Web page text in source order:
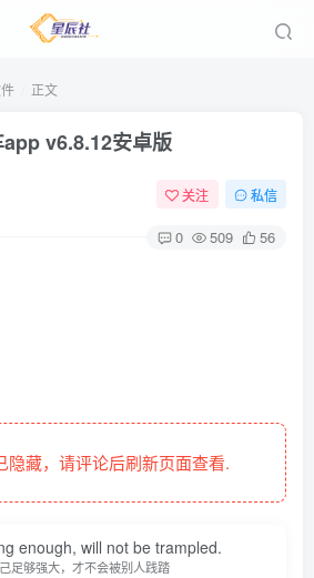
正文
v6.8.12安卓版
关注 私信
0 509 56
藏，请评论后刷新页面查看.
enough, will not be trampled.
足够强大，才不会被别人践踏